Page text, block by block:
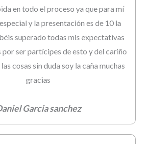
en todo el proceso ya que para mí
y la presentación es de 10 la
superado todas mis expectativas
por ser partícipes de esto y del cariño
cosas sin duda soy la caña muchas
gracias
Garcia sanchez